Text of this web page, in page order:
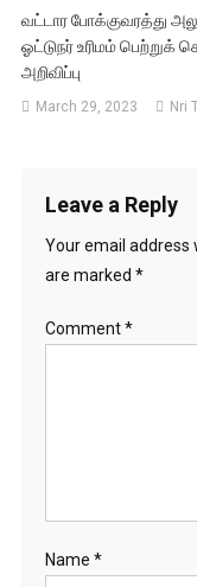
வட்டார போக்குவரத்து
ஓட்டுநர் உரிமம் பெற்றுக்
அறிவிப்பு
March 29, 2023 Nri
Leave a Reply
Your email address
are marked *
Comment*
Name *